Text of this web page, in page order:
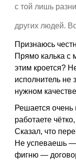
с той лишь
других людей.
Признаюсь
Прямо калька с
этим кроется?
исполнитель не
нужном
Решается
работаете
Сказал, что
Не успеваешь
фигню —